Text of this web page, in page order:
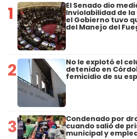
1 El Senado dio
Inviolabilidad de
el Gobierno tuvo
del Manejo del
2 No le explotó el
detenido en
femicidio de su
3 Condenado por
cuando salió de
municipal y